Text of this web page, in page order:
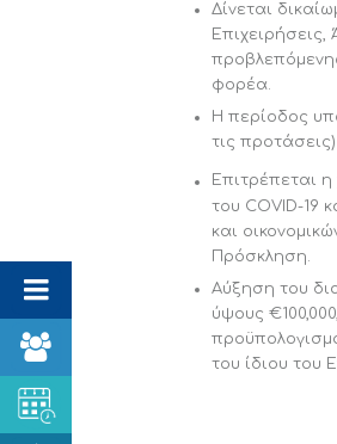
Δίνεται
φορέα.
Η περίοδος
τις
Επιτρέπεται
του COVID-19
και
Πρόσκληση.
Αύξηση του
ύψους
του ίδιου του